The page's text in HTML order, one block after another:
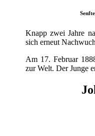
Knapp zwei Jahre
sich erneut
Am 17. Februar
zur Welt. Der Junge